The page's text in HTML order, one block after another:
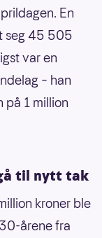
En
seg 45 505
var en
– han
på 1 million
til nytt tak
kroner ble
årene fra